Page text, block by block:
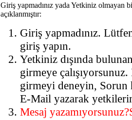
Giriş yapmadınız yada Yetkiniz olmayan
açıklanmıştır:
Giriş yapmadınız.
giriş yapın.
Yetkiniz dışında
girmeye
girmeyi deneyin, Sorun
E-Mail yazarak
Mesaj